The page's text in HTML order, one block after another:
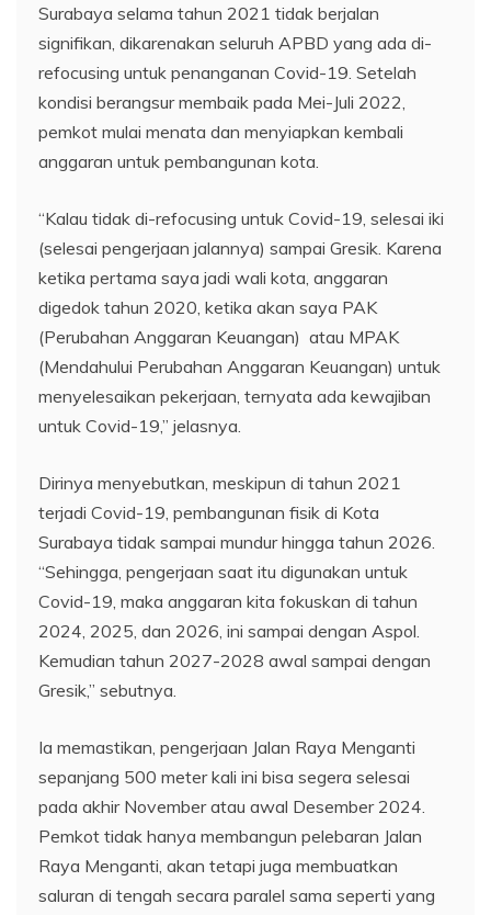
Surabaya selama tahun 2021 tidak berjalan
signifikan, dikarenakan seluruh APBD yang ada di-
refocusing untuk penanganan Covid-19. Setelah
kondisi berangsur membaik pada Mei-Juli 2022,
pemkot mulai menata dan menyiapkan kembali
anggaran untuk pembangunan kota.
“Kalau tidak di-refocusing untuk Covid-19, selesai iki
(selesai pengerjaan jalannya) sampai Gresik. Karena
ketika pertama saya jadi wali kota, anggaran
digedok tahun 2020, ketika akan saya PAK
(Perubahan Anggaran Keuangan) atau MPAK
(Mendahului Perubahan Anggaran Keuangan) untuk
menyelesaikan pekerjaan, ternyata ada kewajiban
untuk Covid-19,” jelasnya.
Dirinya menyebutkan, meskipun di tahun 2021
terjadi Covid-19, pembangunan fisik di Kota
Surabaya tidak sampai mundur hingga tahun 2026.
“Sehingga, pengerjaan saat itu digunakan untuk
Covid-19, maka anggaran kita fokuskan di tahun
2024, 2025, dan 2026, ini sampai dengan Aspol.
Kemudian tahun 2027-2028 awal sampai dengan
Gresik,” sebutnya.
Ia memastikan, pengerjaan Jalan Raya Menganti
sepanjang 500 meter kali ini bisa segera selesai
pada akhir November atau awal Desember 2024.
Pemkot tidak hanya membangun pelebaran Jalan
Raya Menganti, akan tetapi juga membuatkan
saluran di tengah secara paralel sama seperti yang